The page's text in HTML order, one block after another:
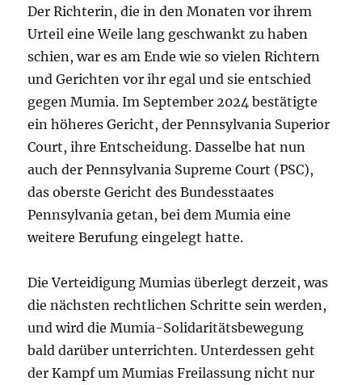
Der Richterin, die in den Monaten vor ihrem
Urteil eine Weile lang geschwankt zu haben
schien, war es am Ende wie so vielen Richtern
und Gerichten vor ihr egal und sie entschied
gegen Mumia. Im September 2024 bestätigte
ein höheres Gericht, der Pennsylvania Superior
Court, ihre Entscheidung. Dasselbe hat nun
auch der Pennsylvania Supreme Court (PSC),
das oberste Gericht des Bundesstaates
Pennsylvania getan, bei dem Mumia eine
weitere Berufung eingelegt hatte.
Die Verteidigung Mumias überlegt derzeit, was
die nächsten rechtlichen Schritte sein werden,
und wird die Mumia-Solidaritätsbewegung
bald darüber unterrichten. Unterdessen geht
der Kampf um Mumias Freilassung nicht nur